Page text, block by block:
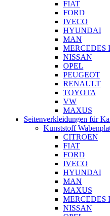
FIAT
FORD
IVECO
HYUNDAI
MAN
MERCEDES
NISSAN
OPEL
PEUGEOT
RENAULT
TOYOTA
VW
MAXUS
Seitenverkleidungen für
Kunststoff
CITROEN
FIAT
FORD
IVECO
HYUNDAI
MAN
MAXUS
MERCEDES
NISSAN